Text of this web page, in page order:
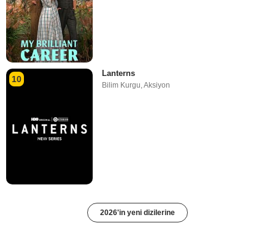
10
Lanterns
Bilim Kurgu,Aksiyon
2026'in yeni dizilerine